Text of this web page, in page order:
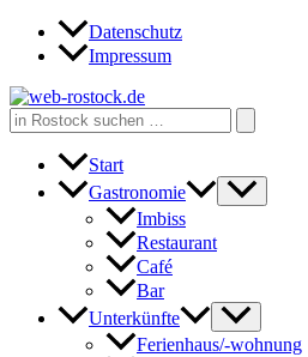
Zum
Inhalt
Datenschutz
Impressum
Search
for:
Start
Gastronomie
Imbiss
Restaurant
Café
Bar
Unterkünfte
Ferienhaus/-wohnung